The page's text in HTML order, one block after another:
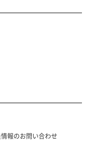
報のお問い合わせ